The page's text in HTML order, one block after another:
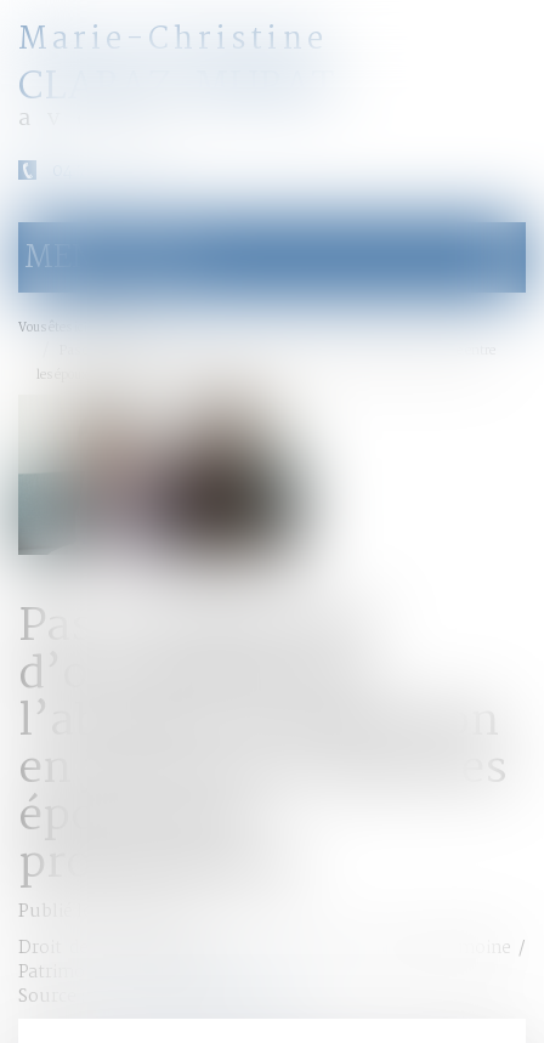
Marie-Christine
CLARAZ-MURAT
avocat
le
menu
MENU
Vous êtes ici :
les époux nus-propriétaires
Pas d’indemnité
d’occupation en
l’absence d'indivision
en jouissance entre les
époux nus-
propriétaires
Publié le :
Droit de la famille, des personnes et de leur patrimoine /
Patrimoine et succession
Source :